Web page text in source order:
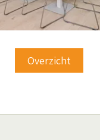
Overzicht